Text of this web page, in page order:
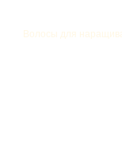
Волосы для